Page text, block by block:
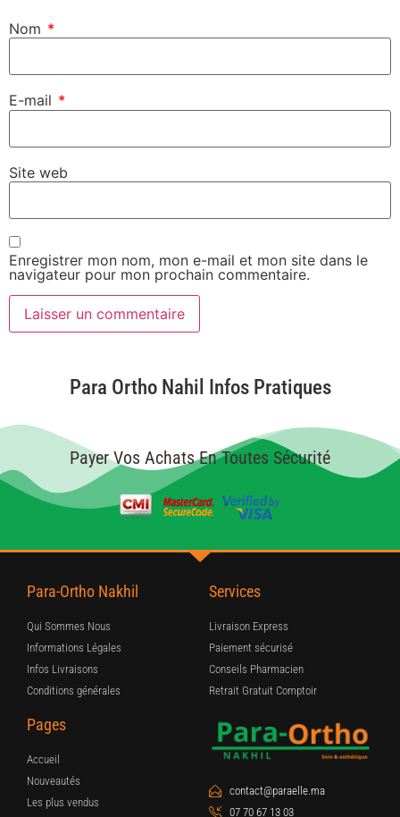
Nom *
E-mail *
Site web
Enregistrer mon nom, mon e-mail et mon site dans le
navigateur pour mon prochain commentaire.
Para Ortho Nahil Infos Pratiques
Payer Vos Achats En Toutes Sécurité
Para-Ortho Nakhil
Qui Sommes Nous
Informations Légales
Infos Livraisons
Conditions générales
Services
Livraison Express
Paiement sécurisé
Conseils Pharmacien
Retrait Gratuit Comptoir
Pages
Accueil
Nouveautés
Les plus vendus
contact@paraelle.ma
07 70 67 13 03